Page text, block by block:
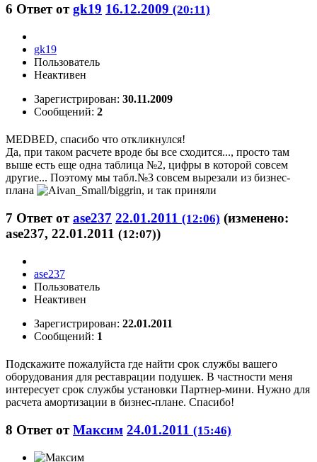
6 Ответ отgk19 16.12.2009 (20:11)
gk19
Пользователь
Неактивен
Зарегистрирован: 30.11.2009
Сообщений: 2
MEDBED, спасибо что откликнулся!
Да, при таком расчете вроде бы все сходится..., просто там
выше есть еще одна таблица №2, цифры в которой совсем
другие... Поэтому мы табл.№3 совсем вырезали из бизнес-
плана
, и так приняли
7 Ответ отase237 22.01.2011 (12:06) (изменено:
ase237, 22.01.2011 (12:07))
ase237
Пользователь
Неактивен
Зарегистрирован: 22.01.2011
Сообщений: 1
Подскажите пожалуйста где найти срок службы вашего
оборудования для реставрации подушек. В частности меня
интересует срок службы установки Партнер-мини. Нужно для
расчета амортизации в бизнес-плане. Спасибо!
8 Ответ отМаксим 24.01.2011 (15:46)